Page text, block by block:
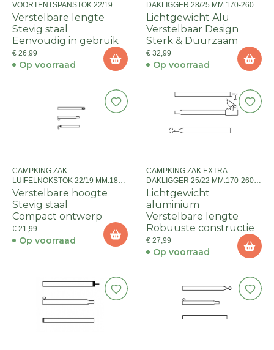
VOORTENTSPANSTOK 22/19
MM.165-255 CM:ZILV
Verstelbare lengte
Stevig staal
Eenvoudig in gebruik
€ 26,99
Op voorraad
DAKLIGGER 28/25 MM.170-260
CM+QG:AL
Lichtgewicht Alu
Verstelbaar Design
Sterk & Duurzaam
€ 32,99
Op voorraad
CAMPKING ZAK
LUIFELNOKSTOK 22/19 MM.180-
250 CM :ZILV
Verstelbare hoogte
Stevig staal
Compact ontwerp
€ 21,99
Op voorraad
CAMPKING ZAK EXTRA
DAKLIGGER 25/22 MM.170-260
CM+QG:AL
Lichtgewicht
aluminium
Verstelbare lengte
Robuuste constructie
€ 27,99
Op voorraad